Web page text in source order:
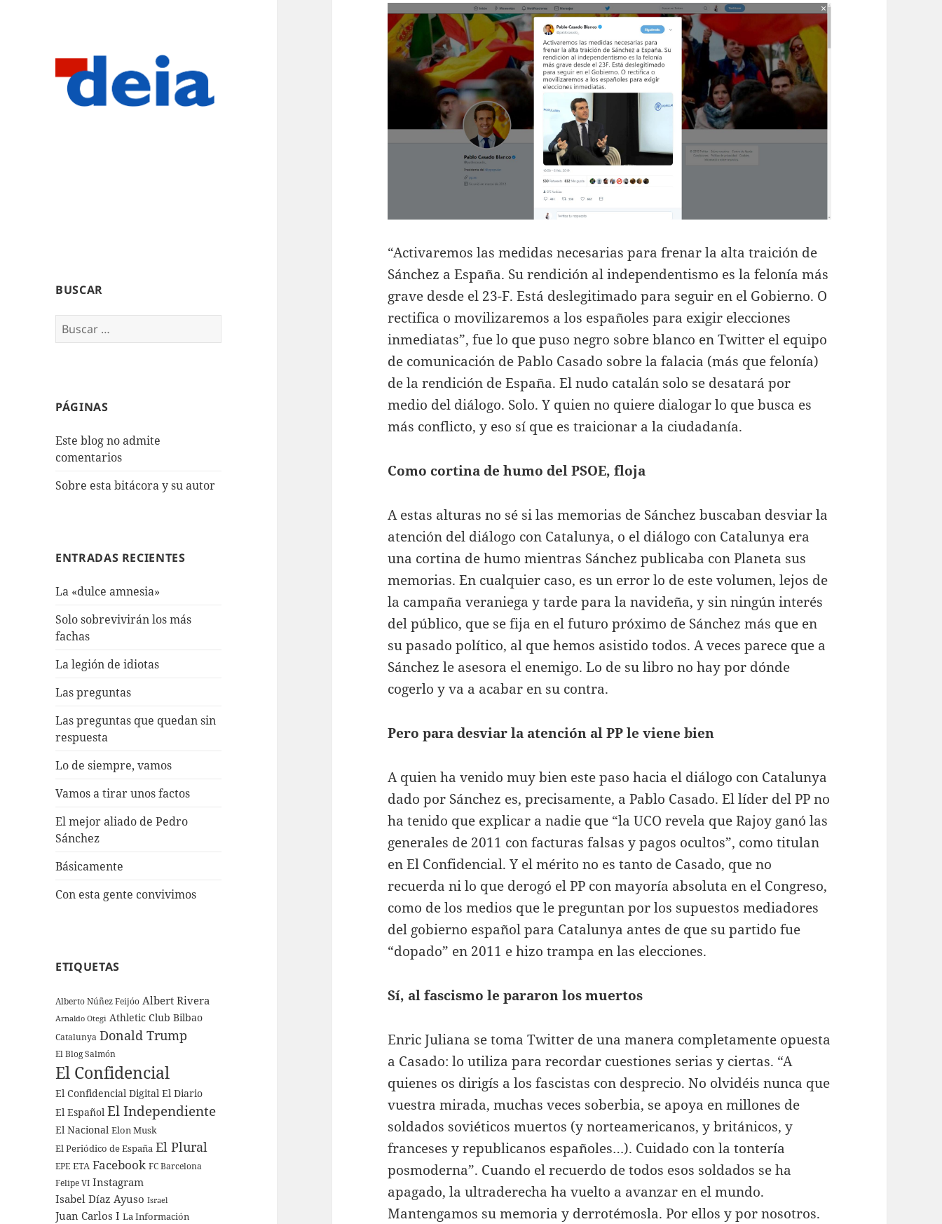
BUSCAR
Buscar:
PÁGINAS
Este blog no admite
comentarios
Sobre esta bitácora y su autor
ENTRADAS RECIENTES
La «dulce amnesia»
Solo sobrevivirán los más
fachas
La legión de idiotas
Las preguntas
Las preguntas que quedan sin
respuesta
Lo de siempre, vamos
Vamos a tirar unos factos
El mejor aliado de Pedro
Sánchez
Básicamente
Con esta gente convivimos
ETIQUETAS
Alberto Núñez Feijóo Albert Rivera
Arnaldo Otegi Athletic Club Bilbao
Catalunya Donald Trump
El Blog Salmón
El Confidencial
El Confidencial Digital El Diario
El Español El Independiente
El Nacional Elon Musk
El Periódico de España El Plural
EPE ETA Facebook FC Barcelona
Felipe VI Instagram
Isabel Díaz Ayuso Israel
Juan Carlos I La Información
“Activaremos las medidas necesarias para frenar la alta traición de
Sánchez a España. Su rendición al independentismo es la felonía más
grave desde el 23-F. Está deslegitimado para seguir en el Gobierno. O
rectifica o movilizaremos a los españoles para exigir elecciones
inmediatas”, fue lo que puso negro sobre blanco en Twitter el equipo
de comunicación de Pablo Casado sobre la falacia (más que felonía)
de la rendición de España. El nudo catalán solo se desatará por
medio del diálogo. Solo. Y quien no quiere dialogar lo que busca es
más conflicto, y eso sí que es traicionar a la ciudadanía.
Como cortina de humo del PSOE, floja
A estas alturas no sé si las memorias de Sánchez buscaban desviar la
atención del diálogo con Catalunya, o el diálogo con Catalunya era
una cortina de humo mientras Sánchez publicaba con Planeta sus
memorias. En cualquier caso, es un error lo de este volumen, lejos de
la campaña veraniega y tarde para la navideña, y sin ningún interés
del público, que se fija en el futuro próximo de Sánchez más que en
su pasado político, al que hemos asistido todos. A veces parece que a
Sánchez le asesora el enemigo. Lo de su libro no hay por dónde
cogerlo y va a acabar en su contra.
Pero para desviar la atención al PP le viene bien
A quien ha venido muy bien este paso hacia el diálogo con Catalunya
dado por Sánchez es, precisamente, a Pablo Casado. El líder del PP no
ha tenido que explicar a nadie que “la UCO revela que Rajoy ganó las
generales de 2011 con facturas falsas y pagos ocultos”, como titulan
en El Confidencial. Y el mérito no es tanto de Casado, que no
recuerda ni lo que derogó el PP con mayoría absoluta en el Congreso,
como de los medios que le preguntan por los supuestos mediadores
del gobierno español para Catalunya antes de que su partido fue
“dopado” en 2011 e hizo trampa en las elecciones.
Sí, al fascismo le pararon los muertos
Enric Juliana se toma Twitter de una manera completamente opuesta
a Casado: lo utiliza para recordar cuestiones serias y ciertas. “A
quienes os dirigís a los fascistas con desprecio. No olvidéis nunca que
vuestra mirada, muchas veces soberbia, se apoya en millones de
soldados soviéticos muertos (y norteamericanos, y británicos, y
franceses y republicanos españoles…). Cuidado con la tontería
posmoderna”. Cuando el recuerdo de todos esos soldados se ha
apagado, la ultraderecha ha vuelto a avanzar en el mundo.
Mantengamos su memoria y derrotémosla. Por ellos y por nosotros.